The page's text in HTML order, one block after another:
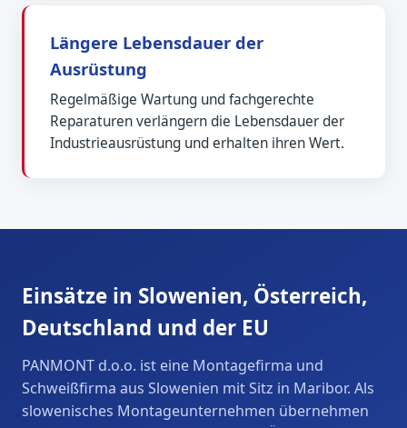
Längere Lebensdauer der
Ausrüstung
Regelmäßige Wartung und fachgerechte
Reparaturen verlängern die Lebensdauer der
Industrieausrüstung und erhalten ihren Wert.
Einsätze in Slowenien, Österreich,
Deutschland und der EU
PANMONT d.o.o. ist eine Montagefirma und
Schweißfirma aus Slowenien mit Sitz in Maribor. Als
slowenisches Montageunternehmen übernehmen